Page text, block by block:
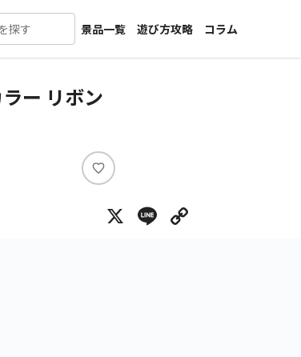
探す
景品一覧
新着景品
カテゴリ一覧
遊び方攻略
コラム
インタビュー
ー リボン
い
ね
X Line